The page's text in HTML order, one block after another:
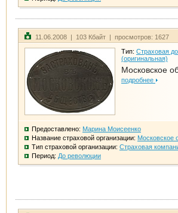
11.06.2008 | 103 Кбайт | просмотров: 1627
Тип: Страховая
(оригинальная)
Московское
подробнее
Предоставлено: Марина Моисеенко
Название страховой организации: Московское
Тип страховой организации: Страховая
Период: До революции